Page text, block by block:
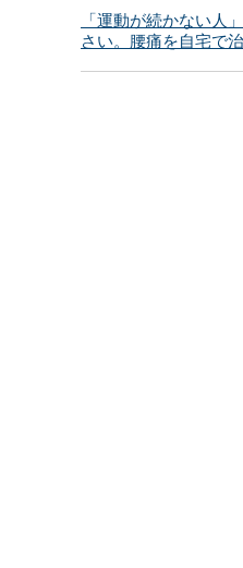
「運動が続かない人
さい。腰痛を自宅で